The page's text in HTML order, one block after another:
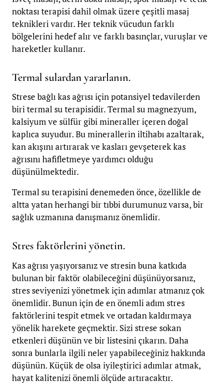
noktası terapisi dahil olmak üzere çeşitli masaj
teknikleri vardır. Her teknik vücudun farklı
bölgelerini hedef alır ve farklı basınçlar, vuruşlar ve
hareketler kullanır.
Termal sulardan yararlanın.
Strese bağlı kas ağrısı için potansiyel tedavilerden
biri termal su terapisidir. Termal su magnezyum,
kalsiyum ve sülfür gibi mineraller içeren doğal
kaplıca suyudur. Bu minerallerin iltihabı azaltarak,
kan akışını artırarak ve kasları gevşeterek kas
ağrısını hafifletmeye yardımcı olduğu
düşünülmektedir.
Termal su terapisini denemeden önce, özellikle de
altta yatan herhangi bir tıbbi durumunuz varsa, bir
sağlık uzmanına danışmanız önemlidir.
Stres faktörlerini yönetin.
Kas ağrısı yaşıyorsanız ve stresin buna katkıda
bulunan bir faktör olabileceğini düşünüyorsanız,
stres seviyenizi yönetmek için adımlar atmanız çok
önemlidir. Bunun için de en önemli adım stres
faktörlerini tespit etmek ve ortadan kaldırmaya
yönelik harekete geçmektir. Sizi strese sokan
etkenleri düşünün ve bir listesini çıkarın. Daha
sonra bunlarla ilgili neler yapabileceğiniz hakkında
düşünün. Küçük de olsa iyileştirici adımlar atmak,
hayat kalitenizi önemli ölçüde artıracaktır.